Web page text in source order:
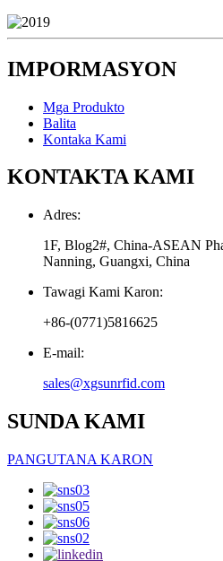
IMPORMASYON
Mga Produkto
Balita
Kontaka Kami
KONTAKTA KAMI
Adres:
1F, Blog2#, China-ASEAN
Nanning, Guangxi, China
Tawagi Kami Karon:
+86-(0771)5816625
E-mail:
sales@xgsunrfid.com
SUNDA KAMI
PANGUTANA KARON